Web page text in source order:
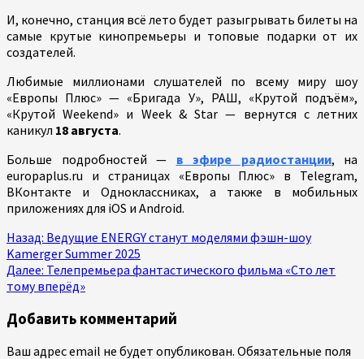
И, конечно, станция всё лето будет разыгрывать билеты на
самые крутые кинопремьеры и топовые подарки от их
создателей.
Любимые миллионами слушателей по всему миру шоу
«Европы Плюс» — «Бригада У», РАШ, «Крутой подъём»,
«Крутой Weekend» и Week & Star — вернутся с летних
каникул 18 августа.
Больше подробностей — в эфире радиостанции, на
europaplus.ru и страницах «Европы Плюс» в Telegram,
ВКонтакте и Одноклассниках, а также в мобильных
приложениях для iOS и Android.
Продолжить
чтение
Назад: Ведущие ENERGY станут моделями фэшн-шоу
Kamerger Summer 2025
Далее: Телепремьера фантастического фильма «Сто лет
тому вперёд»
Добавить комментарий
Ваш адрес email не будет опубликован. Обязательные поля